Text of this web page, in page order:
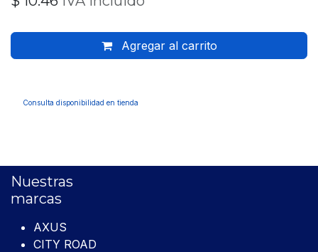
Agregar al carrito
Consulta disponibilidad en tienda
Nuestras
marcas
AXUS
CITY ROAD